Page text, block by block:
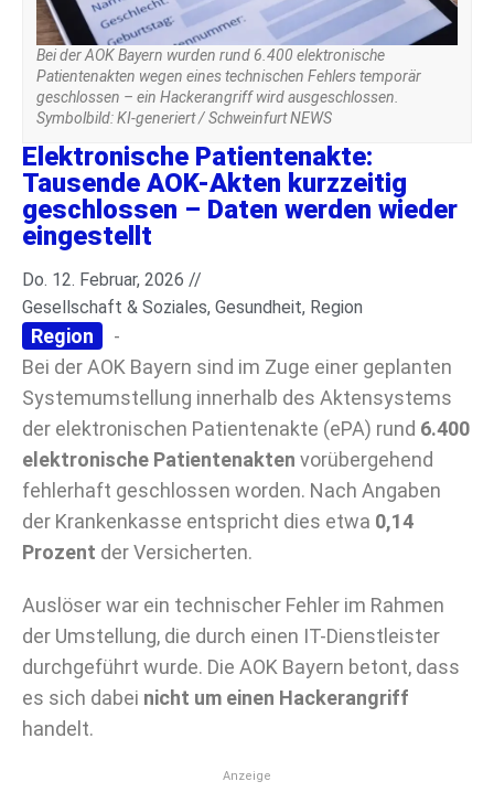
Bei der AOK Bayern wurden rund 6.400 elektronische
Patientenakten wegen eines technischen Fehlers temporär
geschlossen – ein Hackerangriff wird ausgeschlossen.
Symbolbild: KI-generiert / Schweinfurt NEWS
Elektronische Patientenakte:
Tausende AOK-Akten kurzzeitig
geschlossen – Daten werden wieder
eingestellt
Do. 12. Februar, 2026 //
Gesellschaft & Soziales, Gesundheit, Region
Region
-
Bei der AOK Bayern sind im Zuge einer geplanten
Systemumstellung innerhalb des Aktensystems
der elektronischen Patientenakte (ePA) rund 6.400
elektronische Patientenakten vorübergehend
fehlerhaft geschlossen worden. Nach Angaben
der Krankenkasse entspricht dies etwa 0,14
Prozent der Versicherten.
Auslöser war ein technischer Fehler im Rahmen
der Umstellung, die durch einen IT-Dienstleister
durchgeführt wurde. Die AOK Bayern betont, dass
es sich dabei nicht um einen Hackerangriff
handelt.
Anzeige